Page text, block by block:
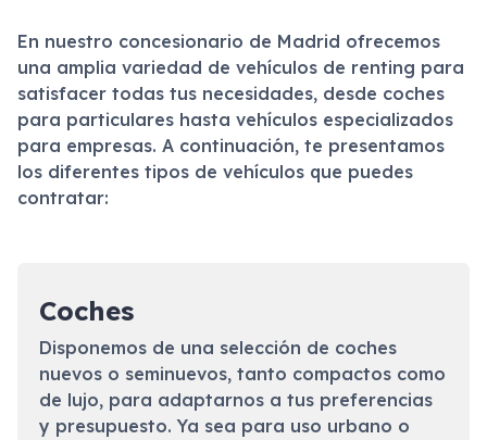
En nuestro concesionario de Madrid ofrecemos
una amplia variedad de vehículos de renting para
satisfacer todas tus necesidades, desde coches
para particulares hasta vehículos especializados
para empresas. A continuación, te presentamos
los diferentes tipos de vehículos que puedes
contratar:
Coches
Disponemos de una selección de coches
nuevos o seminuevos, tanto compactos como
de lujo, para adaptarnos a tus preferencias
y presupuesto. Ya sea para uso urbano o